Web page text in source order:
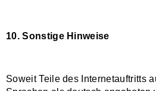
10. Sonstige Hinweise
Soweit Teile des Internetauftritts